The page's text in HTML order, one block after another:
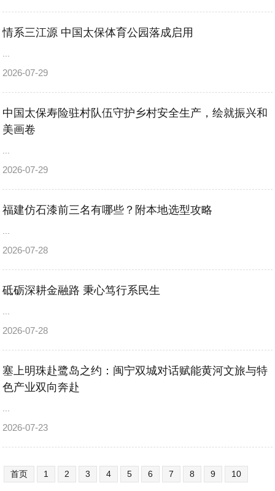
情系三江源 中国太保体育公园落成启用
2026-07-29
中国太保寿险驻村队伍守护乡村安全生产，绘就振兴和
美画卷
2026-07-29
福建仿石漆前三名有哪些？附本地选型攻略
2026-07-28
砥砺深耕金融路 秉心笃行系民生
2026-07-28
塞上明珠赴鹭岛之约：闽宁双城对话赋能黄河文旅与特
色产业双向奔赴
2026-07-23
首页 1 2 3 4 5 6 7 8 9 10